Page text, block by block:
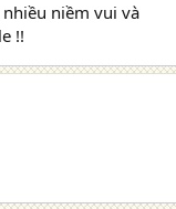
niềm vui và
!!